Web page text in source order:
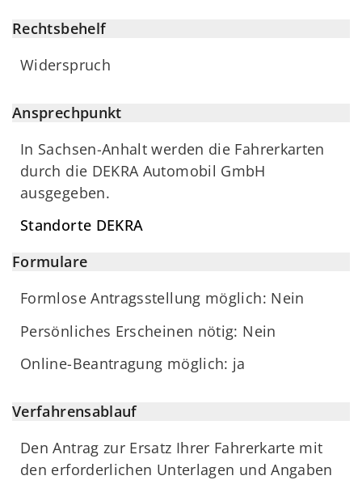
Rechtsbehelf
Widerspruch
Ansprechpunkt
In Sachsen-Anhalt werden die Fahrerkarten
durch die DEKRA Automobil GmbH
ausgegeben.
Standorte DEKRA
Formulare
Formlose Antragsstellung möglich: Nein
Persönliches Erscheinen nötig: Nein
Online-Beantragung möglich: ja
Verfahrensablauf
Den Antrag zur Ersatz Ihrer Fahrerkarte mit
den erforderlichen Unterlagen und Angaben